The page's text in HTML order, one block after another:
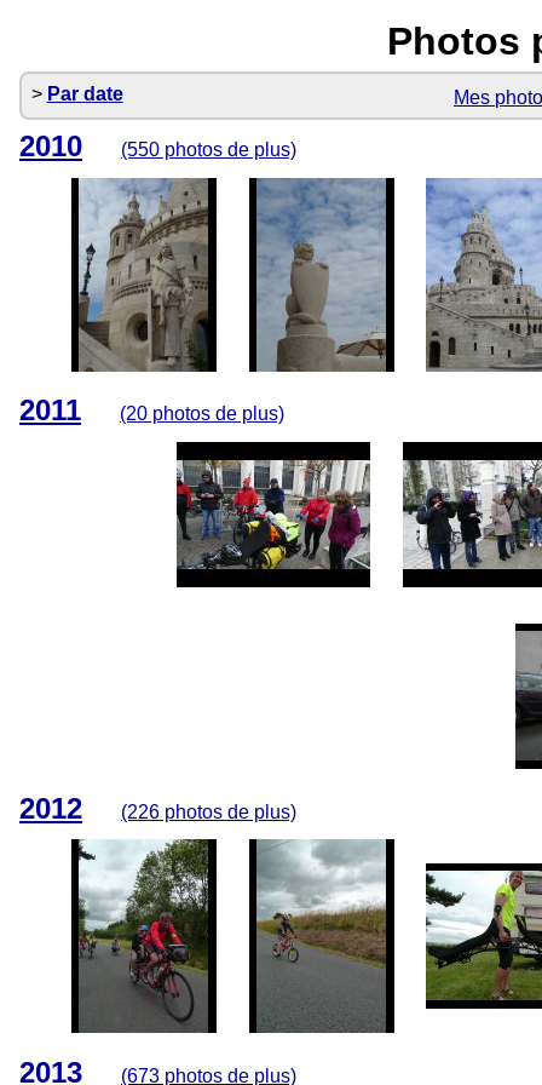
Photos
Mes
Par date
2010 (550 photos de plus)
2011 (20 photos de plus)
2012 (226 photos de plus)
2013 (673 photos de plus)